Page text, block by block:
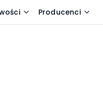
Producenci